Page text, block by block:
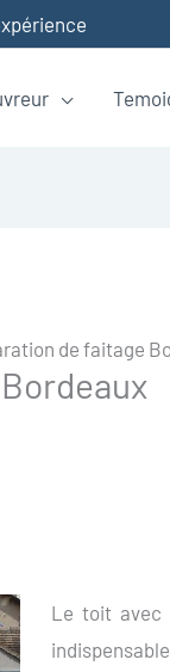
de faitage
Le toit avec